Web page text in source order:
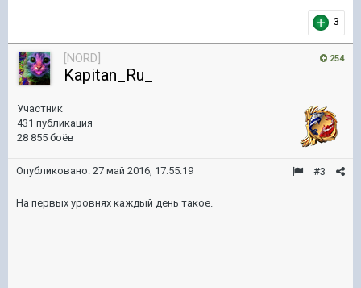
3
254
[NORD]
Kapitan_Ru_
Участник
431 публикация
28 855 боёв
#3
Опубликовано: 27 май 2016, 17:55:19
На первых уровнях каждый день такое.